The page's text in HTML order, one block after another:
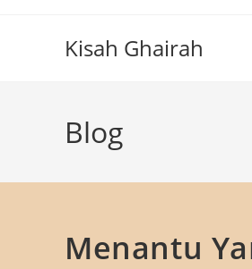
Kisah Ghairah
Blog
Menantu